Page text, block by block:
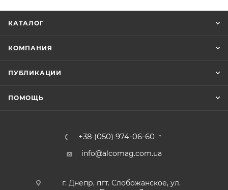
КАТАЛОГ
КОМПАНИЯ
ПУБЛИКАЦИИ
ПОМОЩЬ
+38 (050) 974-06-60
info@alcomag.com.ua
г. Днепр, пгт. Слобожанское, ул.